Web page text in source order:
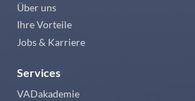
Über uns
Ihre Vorteile
Jobs & Karriere
Services
VADakademie